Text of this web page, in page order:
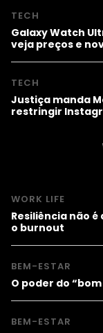
TECH
Galaxy Watch
veja preços e
TECH
Justiça manda
restringir
WORK LIFE
Resiliência não
o burnout
BEM-ESTAR
O poder do
BEM-ESTAR